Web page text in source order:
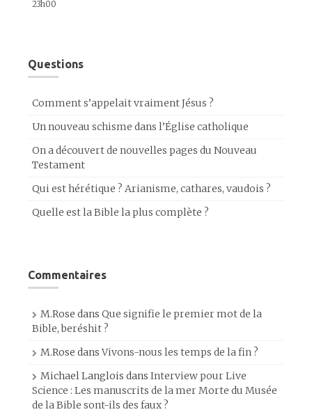
23h00
Questions
Comment s’appelait vraiment Jésus ?
Un nouveau schisme dans l’Église catholique
On a découvert de nouvelles pages du Nouveau
Testament
Qui est hérétique ? Arianisme, cathares, vaudois ?
Quelle est la Bible la plus complète ?
Commentaires
M.Rose dans Que signifie le premier mot de la
Bible, beréshit ?
M.Rose dansVivons-nous les temps de la fin ?
Michael Langlois dans Interview pour Live
Science : Les manuscrits de la mer Morte du Musée
de la Bible sont-ils des faux ?